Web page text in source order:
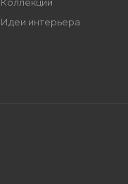
Идеи интерьера